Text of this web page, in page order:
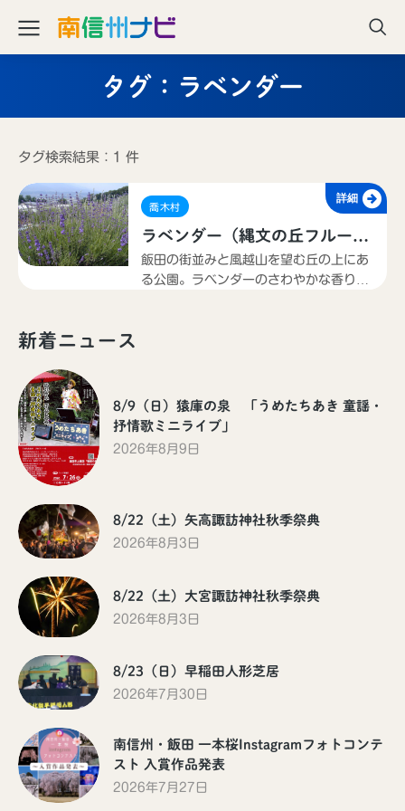
タグ：ラベンダー
タグ検索結果：1 件
詳細
喬木村
ラベンダー（縄文の丘フルーツ
パーク）
飯田の街並みと風越山を望む丘の上にあ
る公園。ラベンダーのさわやかな香り、
新着ニュース
8/9（日）猿庫の泉 「うめたちあき 童謡・
抒情歌ミニライブ」
2026年8月9日
8/22（土）矢高諏訪神社秋季祭典
2026年8月3日
8/22（土）大宮諏訪神社秋季祭典
2026年8月3日
8/23（日）早稲田人形芝居
2026年7月30日
南信州・飯田 一本桜Instagramフォトコンテ
スト 入賞作品発表
2026年7月27日